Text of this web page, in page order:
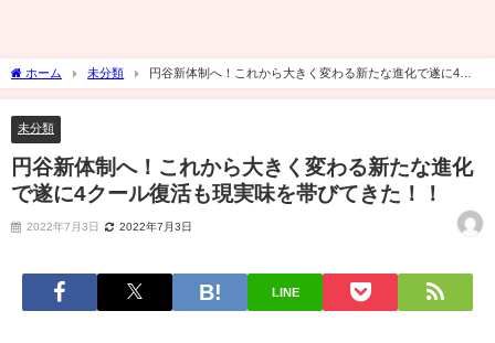
ホーム 未分類
円谷新体制へ！これから大きく変わる新たな進化で遂に4ク
ール復活も現実味を帯びてきた！！
未分類
円谷新体制へ！これから大きく変わる新たな進化
で遂に4クール復活も現実味を帯びてきた！！
2022年7月3日 2022年7月3日
LINE